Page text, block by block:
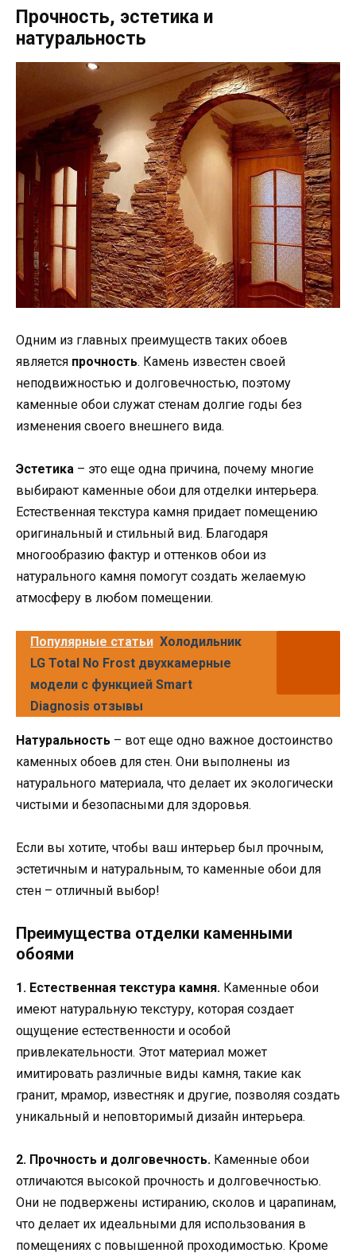
Прочность, эстетика и
натуральность
Одним из главных преимуществ таких обоев
является прочность. Камень известен своей
неподвижностью и долговечностью, поэтому
каменные обои служат стенам долгие годы без
изменения своего внешнего вида.
Эстетика – это еще одна причина, почему многие
выбирают каменные обои для отделки интерьера.
Естественная текстура камня придает помещению
оригинальный и стильный вид. Благодаря
многообразию фактур и оттенков обои из
натурального камня помогут создать желаемую
атмосферу в любом помещении.
Популярные статьи Холодильник
LG Total No Frost двухкамерные
модели с функцией Smart
Diagnosis отзывы
Натуральность – вот еще одно важное достоинство
каменных обоев для стен. Они выполнены из
натурального материала, что делает их экологически
чистыми и безопасными для здоровья.
Если вы хотите, чтобы ваш интерьер был прочным,
эстетичным и натуральным, то каменные обои для
стен – отличный выбор!
Преимущества отделки каменными
обоями
1. Естественная текстура камня. Каменные обои
имеют натуральную текстуру, которая создает
ощущение естественности и особой
привлекательности. Этот материал может
имитировать различные виды камня, такие как
гранит, мрамор, известняк и другие, позволяя создать
уникальный и неповторимый дизайн интерьера.
2. Прочность и долговечность. Каменные обои
отличаются высокой прочность и долговечностью.
Они не подвержены истиранию, сколов и царапинам,
что делает их идеальными для использования в
помещениях с повышенной проходимостью. Кроме